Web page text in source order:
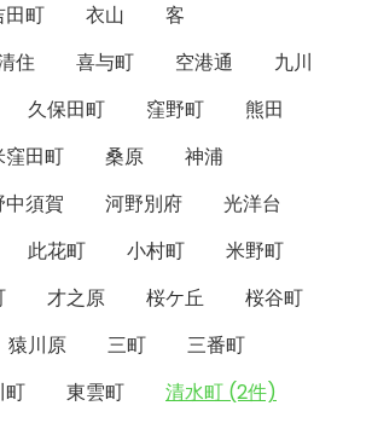
田町 衣山
客
住 喜与町 空港通
九川
久保田町 窪野町
熊田
窪田町 桑原
神浦
中須賀 河野別府
光洋台
此花町 小村町
米野町
才之原 桜ケ丘
桜谷町
猿川原 三町
三番町
町 東雲町
清水町 (2件)